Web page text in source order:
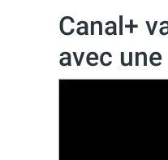
Canal+
avec